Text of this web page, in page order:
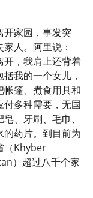
开家园，事发突
人。阿里说：
开，我肩上还背着
我的一个女儿，
篷、煮食用具和
多种需要，无国
、牙刷、毛巾、
药片。到目前为
（Khyber
）超过八千个家